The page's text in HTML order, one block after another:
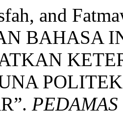
and
BAHASA